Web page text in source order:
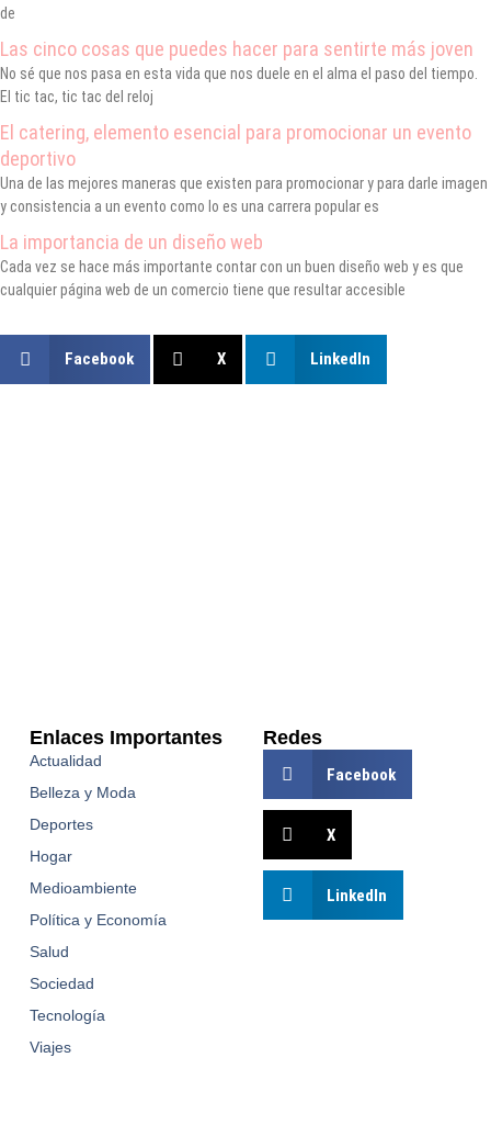
de
Las cinco cosas que puedes hacer para sentirte más joven
No sé que nos pasa en esta vida que nos duele en el alma el paso del tiempo.
El tic tac, tic tac del reloj
El catering, elemento esencial para promocionar un evento
deportivo
Una de las mejores maneras que existen para promocionar y para darle imagen
y consistencia a un evento como lo es una carrera popular es
La importancia de un diseño web
Cada vez se hace más importante contar con un buen diseño web y es que
cualquier página web de un comercio tiene que resultar accesible
Facebook X LinkedIn
Enlaces Importantes
Actualidad
Belleza y Moda
Deportes
Hogar
Medioambiente
Política y Economía
Salud
Sociedad
Tecnología
Viajes
Redes
Facebook
X
LinkedIn